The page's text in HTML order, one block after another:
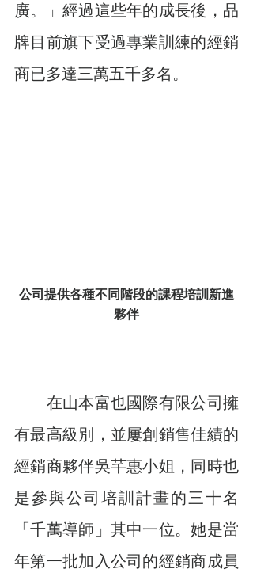
廣。」經過這些年的成長後，品
牌目前旗下受過專業訓練的經銷
商已多達三萬五千多名。
公司提供各種不同階段的課程培訓新進
夥伴
在山本富也國際有限公司擁
有最高級別，並屢創銷售佳績的
經銷商夥伴吳芊惠小姐，同時也
是參與公司培訓計畫的三十名
「千萬導師」其中一位。她是當
年第一批加入公司的經銷商成員